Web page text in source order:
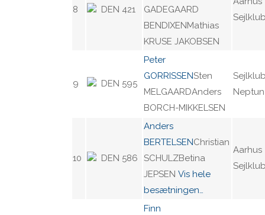
8 DEN 421
GADEGAARD
BENDIXENMathias
KRUSE JAKOBSEN
9 DEN 595
Peter
GORRISSENSten
MELGAARDAnders
BORCH-MIKKELSEN
10 DEN 586
Anders
BERTELSENChristian
SCHULZBetina
JEPSEN Vis hele
besætningen…
Aarhus
Finn